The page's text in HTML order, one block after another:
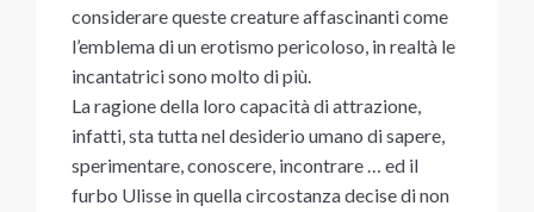
considerare queste creature affascinanti come
l’emblema di un erotismo pericoloso, in realtà le
incantatrici sono molto di più.
La ragione della loro capacità di attrazione,
infatti, sta tutta nel desiderio umano di sapere,
sperimentare, conoscere, incontrare … ed il
furbo Ulisse in quella circostanza decise di non